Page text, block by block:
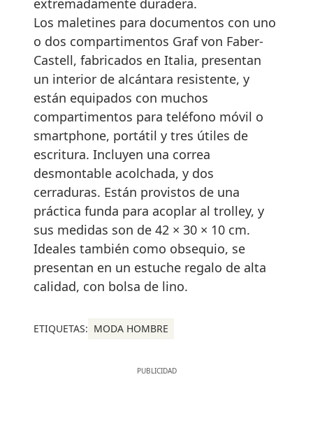
extremadamente duradera.
Los maletines para documentos con uno
o dos compartimentos Graf von Faber-
Castell, fabricados en Italia, presentan
un interior de alcántara resistente, y
están equipados con muchos
compartimentos para teléfono móvil o
smartphone, portátil y tres útiles de
escritura. Incluyen una correa
desmontable acolchada, y dos
cerraduras. Están provistos de una
práctica funda para acoplar al trolley, y
sus medidas son de 42 × 30 × 10 cm.
Ideales también como obsequio, se
presentan en un estuche regalo de alta
calidad, con bolsa de lino.
ETIQUETAS: MODA HOMBRE